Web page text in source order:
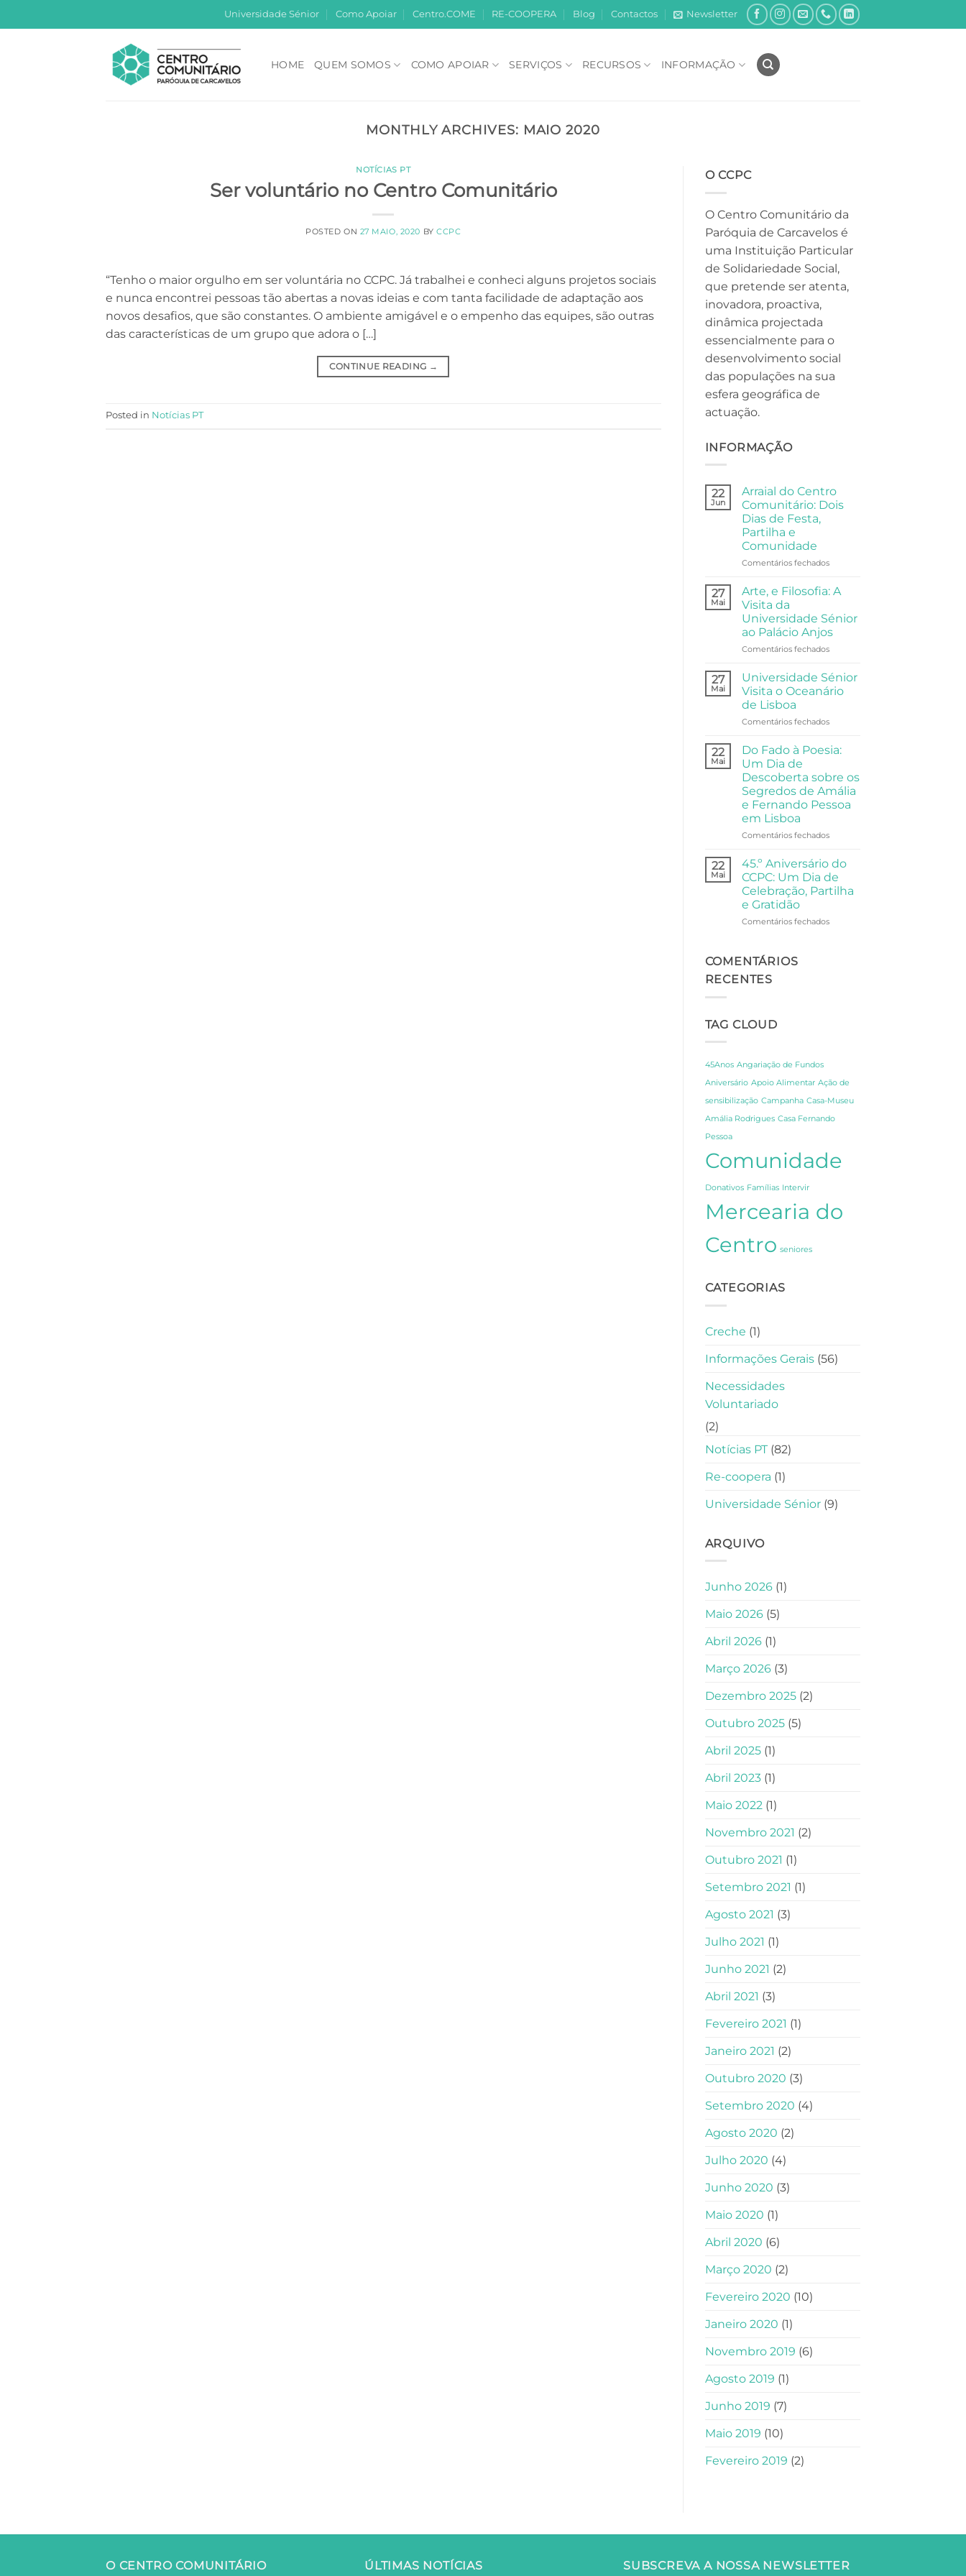
to
Universidade Sénior Como Apoiar Centro.COME RE-COOPERA Blog Contactos Newsletter
HOME QUEM SOMOS COMO APOIAR SERVIÇOS RECURSOS INFORMAÇÃO
MONTHLY ARCHIVES: MAIO 2020
NOTÍCIAS PT
Ser voluntário no Centro Comunitário
POSTED ON 27 MAIO, 2020 BYCCPC
“Tenho o maior orgulho em ser voluntária no CCPC. Já trabalhei e conheci alguns projetos sociais
e nunca encontrei pessoas tão abertas a novas ideias e com tanta facilidade de adaptação aos
novos desafios, que são constantes. O ambiente amigável e o empenho das equipes, são outras
das características de um grupo que adora o […]
CONTINUE READING →
Posted in Notícias PT
O CCPC
O Centro Comunitário da
Paróquia de Carcavelos é
uma Instituição Particular
de Solidariedade Social,
que pretende ser atenta,
inovadora, proactiva,
dinâmica projectada
essencialmente para o
desenvolvimento social
das populações na sua
esfera geográfica de
actuação.
INFORMAÇÃO
22
Jun
Arraial do Centro
Comunitário: Dois
Dias de Festa,
Partilha e
Comunidade
Comentários fechadosem
do
Dois
Dias
de
Partilha
e
Comunidade
27
Mai
Arte, e Filosofia: A
Visita da
Universidade Sénior
ao Palácio Anjos
Comentários fechadosem
e
Filosofia:
A
da
Sénior
Anjos
27
Mai
Universidade Sénior
Visita o Oceanário
de Lisboa
Comentários fechadosem
Sénior
Oceanário
de
Lisboa
22
Mai
Do Fado à Poesia:
Um Dia de
Descoberta sobre os
Segredos de Amália
e Fernando Pessoa
em Lisboa
Comentários fechadosem
Fado
à
Poesia:
Um
de
22
Mai
45.º Aniversário do
CCPC: Um Dia de
Celebração, Partilha
e Gratidão
Comentários fechadosem
COMENTÁRIOS
RECENTES
TAG CLOUD
45Anos Angariação de Fundos
Aniversário Apoio Alimentar Ação de
sensibilização Campanha Casa-Museu
Amália Rodrigues Casa Fernando
Pessoa
Comunidade
Donativos Famílias Intervir
Mercearia do
Centro seniores
CATEGORIAS
Creche (1)
Informações Gerais(56)
Necessidades
Voluntariado
(2)
Notícias PT(82)
Re-coopera (1)
Universidade Sénior(9)
ARQUIVO
Junho 2026(1)
Maio 2026(5)
Abril 2026(1)
Março 2026(3)
Dezembro 2025(2)
Outubro 2025(5)
Abril 2025(1)
Abril 2023(1)
Maio 2022(1)
Novembro 2021 (2)
Outubro 2021 (1)
Setembro 2021 (1)
Agosto 2021 (3)
Julho 2021 (1)
Junho 2021 (2)
Abril 2021 (3)
Fevereiro 2021 (1)
Janeiro 2021 (2)
Outubro 2020 (3)
Setembro 2020 (4)
Agosto 2020 (2)
Julho 2020 (4)
Junho 2020 (3)
Maio 2020 (1)
Abril 2020 (6)
Março 2020 (2)
Fevereiro 2020 (10)
Janeiro 2020 (1)
Novembro 2019 (6)
Agosto 2019 (1)
Junho 2019 (7)
Maio 2019 (10)
Fevereiro 2019 (2)
O CENTRO COMUNITÁRIO ÚLTIMAS NOTÍCIAS SUBSCREVA A NOSSA NEWSLETTER